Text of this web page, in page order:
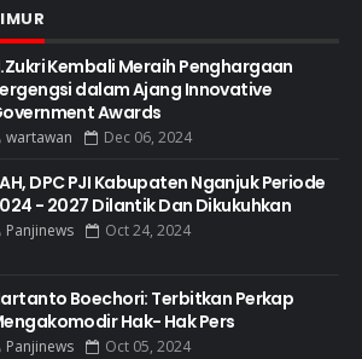
Kembali Meraih Penghargaan
dalam Ajang Innovative
Awards
wartawan Dec 06, 2024
DPC PJI Kabupaten Nganjuk Periode
- 2027 Dilantik Dan Dikukuhkan
Panjinews Oct 24, 2024
Boechori: Terbitkan Perkap
Hak- Hak Pers
Panjinews Oct 05, 2024